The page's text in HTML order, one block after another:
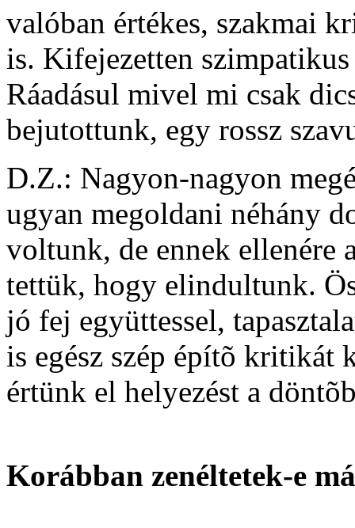
valóban értékes, szakmai
is. Kifejezetten
Ráadásul mivel mi csak
bejutottunk, egy rossz
D.Z.: Nagyon-nagyon
ugyan megoldani néhány
voltunk, de ennek
tettük, hogy elindultunk.
jó fej együttessel,
is egész szép építõ kritikát
értünk el helyezést a
Korábban zenéltetek-e